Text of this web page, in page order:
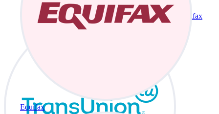
Equifax
Equifax